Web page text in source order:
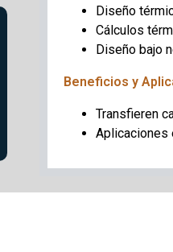
Diseño
Cálculos
Diseño bajo
Beneficios y
Transfieren
Aplicaciones